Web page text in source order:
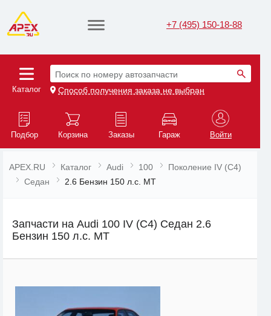
+7 (495) 150-18-88
Каталог
Поиск по номеру автозапчасти
Способ получения заказа не выбран
Подбор Корзина Заказы Гараж Войти
APEX.RU Каталог Audi 100
Поколение IV (C4)
Седан
2.6 Бензин 150 л.с. MT
Запчасти на Audi 100 IV (C4) Седан 2.6
Бензин 150 л.с. MT